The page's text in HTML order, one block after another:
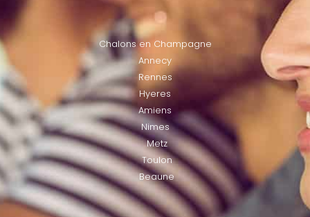
LOCATIES
Chalons en Champagne
Annecy
Rennes
Hyeres
Amiens
Nimes
Metz
Toulon
Beaune